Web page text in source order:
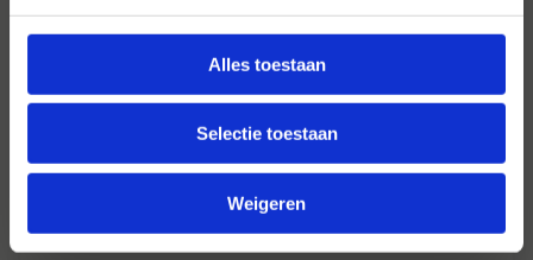
Alles toestaan
Selectie toestaan
Weigeren
Hansen Dranken sinds 1947
Al ruim 75 jaar uw grote onafhankelijke
drankengroothandel.